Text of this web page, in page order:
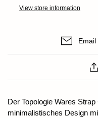
View store information
Der Topologie Wares
minimalistisches Design